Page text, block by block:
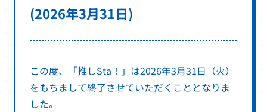
(2026年3月31日)
この度、「推しSta！」は2026年3月31日（火）
をもちまして終了させていただくこととなりま
した。